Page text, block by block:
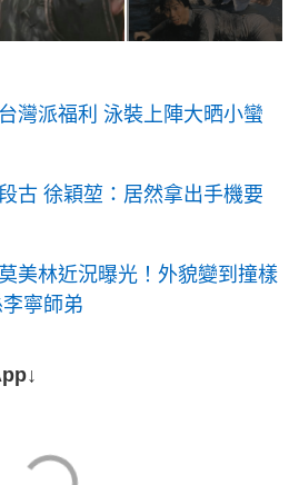
灣派福利 泳裝上陣大晒小蠻
古 徐穎堃：居然拿出手機要
美林近況曝光！外貌變到撞樣
寧師弟